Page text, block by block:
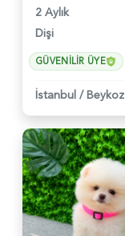
2 Aylık
Dişi
GÜVENILIR ÜYE
İstanbul / Beykoz